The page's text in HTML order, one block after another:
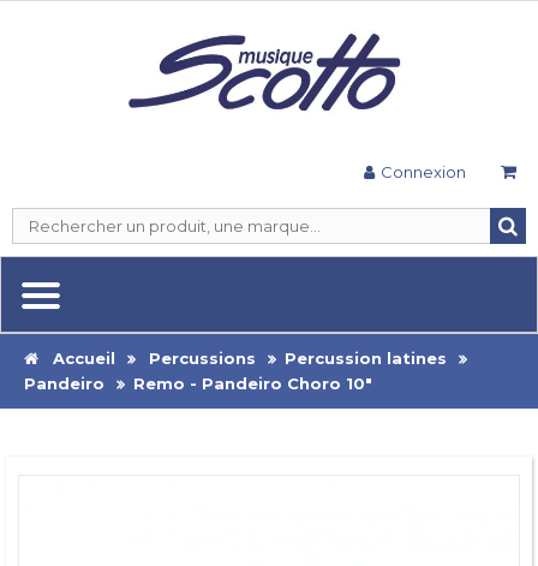
Connexion
Accueil Percussions
Percussion latines
Pandeiro
Remo - Pandeiro Choro 10"